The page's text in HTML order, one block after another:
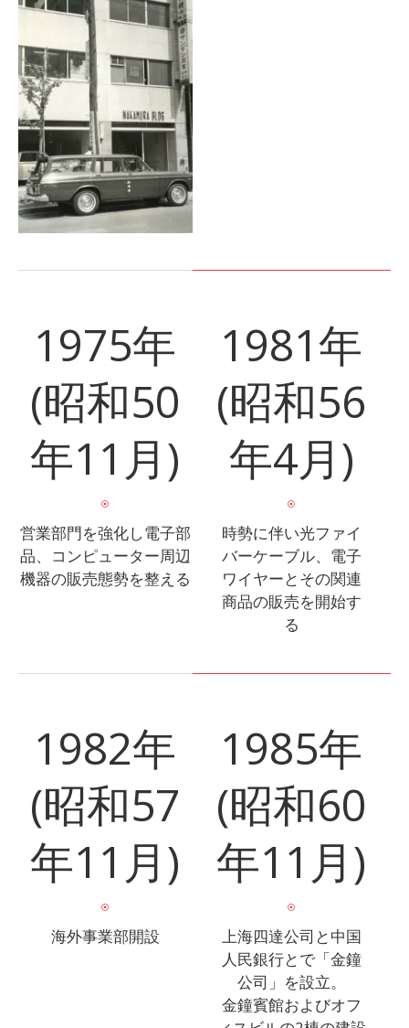
1975年
(昭和50
年11月)
営業部門を強化し電子部
品、コンピューター周辺
機器の販売態勢を整える
1981年
(昭和56
年4月)
時勢に伴い光ファイ
バーケーブル、電子
ワイヤーとその関連
商品の販売を開始す
る
1982年
(昭和57
年11月)
海外事業部開設
1985年
(昭和60
年11月)
上海四達公司と中国
人民銀行とで「金鐘
公司」を設立。
金鐘賓館およびオフ